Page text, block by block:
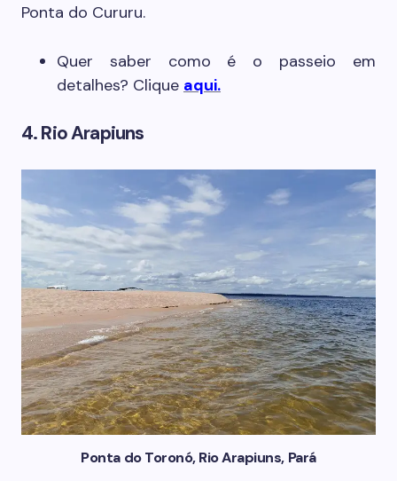
Ponta do Cururu.
Quer saber como é o passeio em
detalhes? Clique aqui.
4. Rio Arapiuns
Ponta do Toronó, Rio Arapiuns, Pará